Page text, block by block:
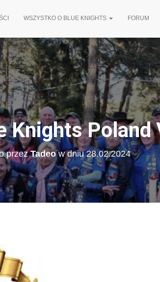
WSZYSTKO O BLUE KNIGHTS FORUM
Knights Poland
przezTadeow dniu28.02.2024